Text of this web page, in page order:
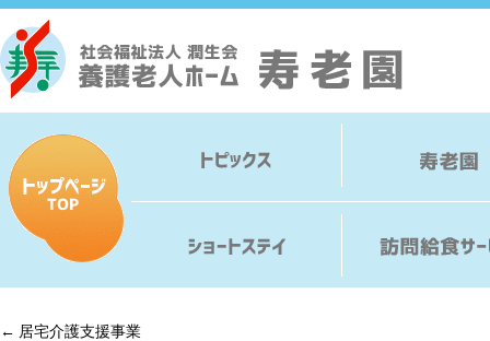
← 居宅介護支援事業